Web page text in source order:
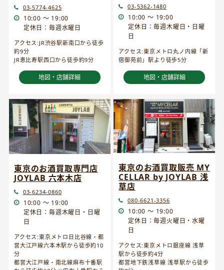
03-5774-4625
10:00 ～ 19:00
定休日：毎週水曜日
アクセス:JR渋谷駅新南口から徒歩
約9分
JR恵比寿駅西口から徒歩約9分
地図・店舗詳細
03-5362-1480
10:00 ～ 19:00
定休日：毎週木曜日・日曜
日
アクセス:東京メトロ丸ノ内線「新
宿御苑前」駅より徒歩5分
地図・店舗詳細
東京のお酒買取専門店
JOYLAB 六本木店
03-6234-0860
10:00 ～ 19:00
定休日：毎週木曜日・日曜
日
アクセス:東京メトロ日比谷線・都
営大江戸線六本木駅から徒歩約10
分
都営大江戸線・南北線麻布十番駅
東京のお酒買取販売 MY
CELLAR by JOYLAB 浅
草店
080-6621-3356
10:00 ～ 19:00
定休日：毎週火曜日・水曜
日
アクセス:東京メトロ銀座線 浅草
駅から徒歩約4分
都営地下鉄浅草線 浅草駅から徒歩